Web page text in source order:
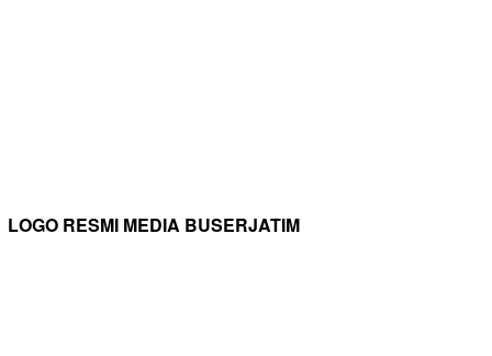
LOGO RESMI MEDIA BUSERJATIM